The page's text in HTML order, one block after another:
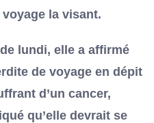
la visant.
lundi, elle a affirmé
de voyage en dépit
d’un cancer,
qu’elle devrait se